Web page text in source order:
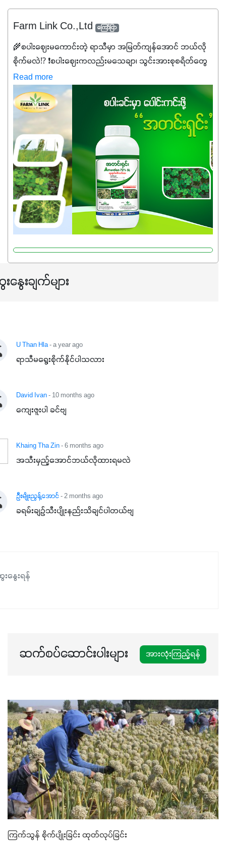
Farm Link Co.,Ltd ကြော်ငြာ
🌾စပါးဈေးမကောင်းတဲ့ ရာသီမှာ အမြတ်ကျန်အောင် ဘယ်လို
စိုက်မလဲ⁉️ ❗စပါးဈေးကလည်းမသေချာ၊ သွင်းအားစုစရိတ်တွေ
ကလည်း တက်နေတဲ့ဒီလိုအချိန်မှာ သွင်းအားစုဖိုးကို လျှော့ချပြီး
အထွက်နှုန်းကို ထိန်းထားနိုင်မှ ဦးကြီးတို့ အဆင်ပြေမှာနော် ✔️ဒါ
ကြောင့် ကိုယ်သုံးသမျှ ကိုယ့်အတွက်အကျိုးရစေမယ့်
အရည်အသွေးစိတ်ချရတဲ့ သွင်းအားစုပစ္စည်းတွေကိုပဲ ရွေးချယ်
သုံးသင့်ပါတယ်။
Read more
နွေးချက်များ
U Than Hla- a year ago
ရာသီမရွေးစိုက်နိုင်ပါသလား
David Ivan- 10 months ago
ကျေးဇူးပါ ခင်ဗျ
Khaing Tha Zin- 6 months ago
အသီးမှည့်အောင်ဘယ်လိုထားရမလဲ
ဦးမျိုးညွန့်အောင်- 2 months ago
ခရမ်းချဉ်သီးပျိုးနည်းသိချင်ပါတယ်ဗျ
နွေးရန်
ဆက်စပ်ဆောင်းပါးများ အားလုံးကြည့်ရန်
ကြက်သွန် စိုက်ပျိုးခြင်း ထုတ်လုပ်ခြင်း